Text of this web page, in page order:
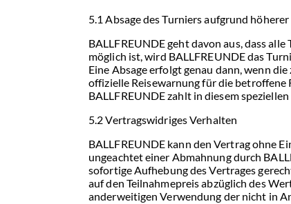
5.1 Absage des Turniers aufgrund
BALLFREUNDE geht davon aus, dass
möglich ist, wird BALLFREUNDE das
Eine Absage erfolgt genau dann, wenn
offizielle Reisewarnung für die betroffene
BALLFREUNDE zahlt in diesem
5.2 Vertragswidriges Verhalten
BALLFREUNDE kann den Vertrag ohne
ungeachtet einer Abmahnung durch
sofortige Aufhebung des Vertrages
auf den Teilnahmepreis abzüglich des
anderweitigen Verwendung der nicht in